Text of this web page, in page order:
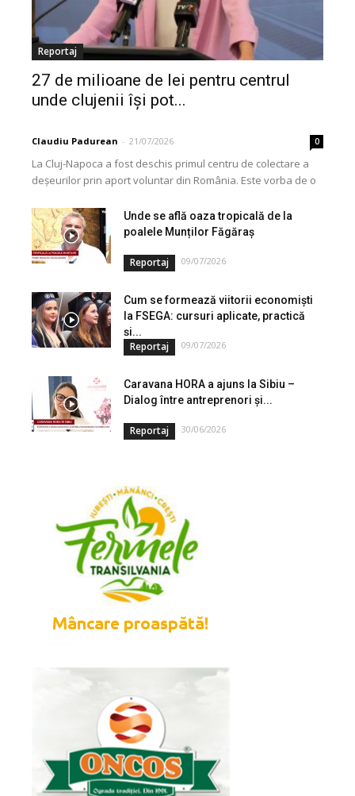
Reportaj
27 de milioane de lei pentru centrul
unde clujenii își pot...
Claudiu Padurean - 21/07/2026 0
La Cluj-Napoca a fost deschis primul centru de colectare a
deșeurilor prin aport voluntar din România. Este vorba de o
Unde se află oaza tropicală de la
poalele Munților Făgăraș
Reportaj 09/07/2026
Cum se formează viitorii economiști
la FSEGA: cursuri aplicate, practică
și...
Reportaj 09/07/2026
Caravana HORA a ajuns la Sibiu –
Dialog între antreprenori și...
Reportaj 30/06/2026